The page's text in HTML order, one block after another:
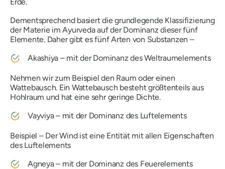
Dementsprechend basiert die grundlegende Klassifizierung
der Materie im Ayurveda auf der Dominanz dieser fünf
Elemente. Daher gibt es fünf Arten von Substanzen –
Akashiya – mit der Dominanz des Weltraumelements
Nehmen wir zum Beispiel den Raum oder einen
Wattebausch. Ein Wattebausch besteht größtenteils aus
Hohlraum und hat eine sehr geringe Dichte.
Vayviya– mit der Dominanz des Luftelements
Beispiel – Der Wind ist eine Entität mit allen Eigenschaften
des Luftelements
Agneya– mit der Dominanz des Feuerelements